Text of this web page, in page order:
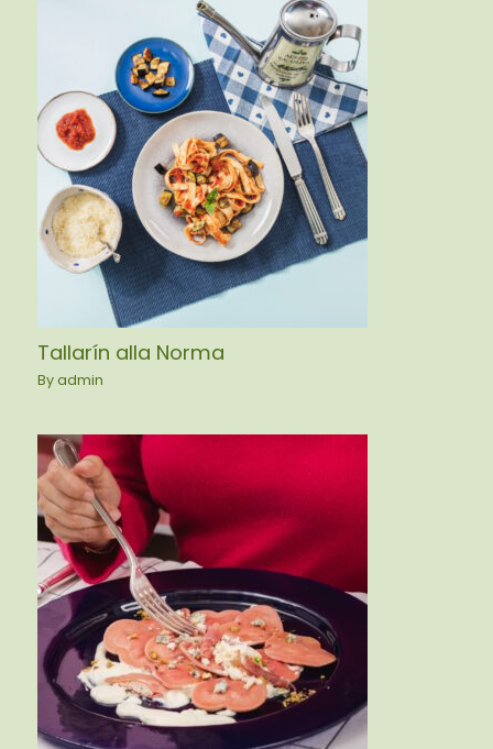
Tallarín alla Norma
Byadmin